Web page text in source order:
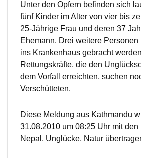
Unter den Opfern befinden sich
fünf Kinder im Alter von vier bis
25-Jährige Frau und deren 37
Ehemann. Drei weitere Personen
ins Krankenhaus gebracht
Rettungskräfte, die den
dem Vorfall erreichten, suchen
Verschütteten.
Diese Meldung aus Kathmandu
31.08.2010 um 08:25 Uhr mit den
Nepal, Unglücke, Natur